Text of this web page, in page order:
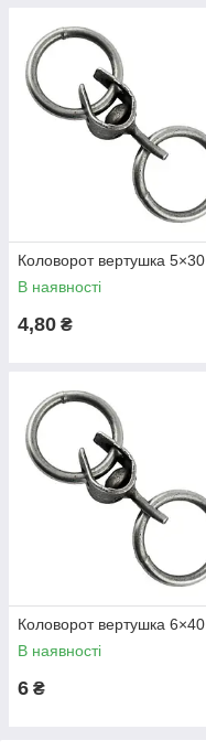
Коловорот вертушка 5×30
В наявності
4,80 ₴
Коловорот вертушка 6×40
В наявності
6 ₴